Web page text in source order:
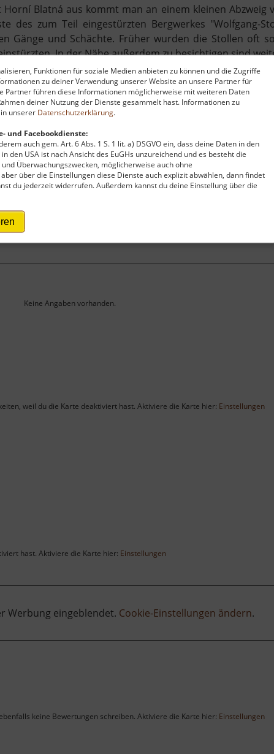
Funktionen für soziale Medien anbieten zu können und die Zugriffe
zu deiner Verwendung unserer Website an unsere Partner für
Partner führen diese Informationen möglicherweise mit weiteren Daten
deiner Nutzung der Dienste gesammelt hast. Informationen zu
unserer Datenschutzerklärung.
und Facebookdienste:
auch gem. Art. 6 Abs. 1 S. 1 lit. a) DSGVO ein, dass deine Daten in den
den USA ist nach Ansicht des EuGHs unzureichend und es besteht die
Überwachungszwecken, möglicherweise auch ohne
über die Einstellungen diese Dienste auch explizit abwählen, dann findet
du jederzeit widerrufen. Außerdem kannst du deine Einstellung über die
Horní Blatná aus kommt man an einem kleinen Abzweig
zum Teil eingestürzten Bergwerkes "Wolfgang-
Gänge und Schächte. Früher wurden die Stollen oft
In der Nähe außerdem zu besichtigen sind
im Haus gegenüber, kein Eintritt - oder dieEispinge.
Werbung eingeblendet.
Keine Angaben vorhanden.
weil du die Karte deaktiviert hast. Aktiviere die Karte hier: Einstellungen
hast. Aktiviere die Karte hier: Einstellungen
Werbung eingeblendet. Cookie-Einstellungen ändern.
keine Bewertungen schreiben. Aktiviere die Karte hier: Einstellungen